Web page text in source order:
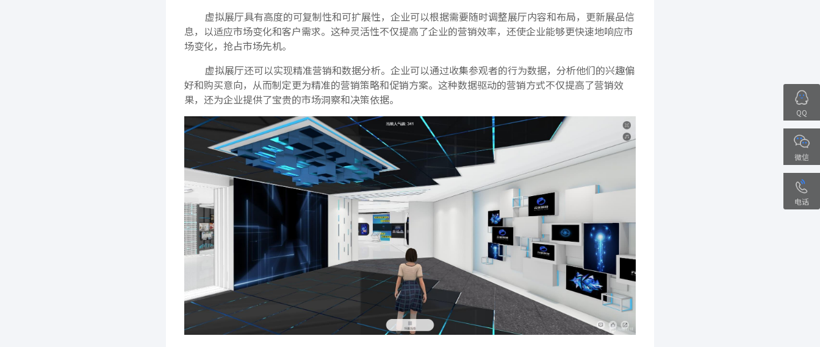
虚拟展厅具有高度的可复制性和可扩展性，企业可以根据需要随时调整展厅内容和布局，更新展品信
息，以适应市场变化和客户需求。这种灵活性不仅提高了企业的营销效率，还使企业能够更快速地响应市
场变化，抢占市场先机。
虚拟展厅还可以实现精准营销和数据分析。企业可以通过收集参观者的行为数据，分析他们的兴趣偏
好和购买意向，从而制定更为精准的营销策略和促销方案。这种数据驱动的营销方式不仅提高了营销效
果，还为企业提供了宝贵的市场洞察和决策依据。
QQ
微信
电话